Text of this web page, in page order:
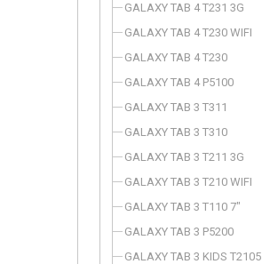
GALAXY TAB 4 T231 3G
GALAXY TAB 4 T230 WIFI
GALAXY TAB 4 T230
GALAXY TAB 4 P5100
GALAXY TAB 3 T311
GALAXY TAB 3 T310
GALAXY TAB 3 T211 3G
GALAXY TAB 3 T210 WIFI
GALAXY TAB 3 T110 7"
GALAXY TAB 3 P5200
GALAXY TAB 3 KIDS T2105